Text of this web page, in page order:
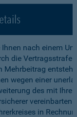
Ihnen nach einem
die Vertragsstrafe
Mehrbeitrag
wegen einer
des mit
vereinbarten
in